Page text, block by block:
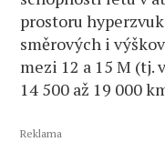
prostoru
směrových i
mezi 12 a 15 M (tj.
14 500 až 19 000
Reklama